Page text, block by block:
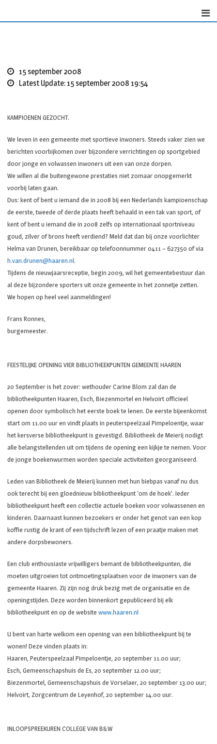
15 september 2008
Latest Update: 15 september 2008 19:54
KAMPIOENEN GEZOCHT.
We leven in een gemeente met sportieve inwoners. Steeds vaker zien we
berichten voorbijkomen over bijzondere verrichtingen op sportgebied
door jonge en volwassen inwoners uit een van onze dorpen.
We willen al die buitengewone prestaties niet zomaar onopgemerkt
voorbij laten gaan.
Dus: kent of bent u iemand die in 2008 bij een Nederlands kampioenschap
de eerste, tweede of derde plaats heeft behaald in een tak van sport, of
kent of bent u iemand die in 2008 zelfs op internationaal sportniveau
goud, zilver of brons heeft verdiend? Meld dat dan bij onze voorlichter
Helma van Drunen, bereikbaar op telefoonnummer 0411 – 627350 of via
h.van.drunen@haaren.nl.
Tijdens de nieuwjaarsreceptie, begin 2009, wil het gemeentebestuur dan
al deze bijzondere sporters uit onze gemeente in het zonnetje zetten.
We hopen op heel veel aanmeldingen!
Frans Ronnes,
burgemeester.
FEESTELIJKE OPENING VIER BIBLIOTHEEKPUNTEN GEMEENTE HAAREN
20 September is het zover: wethouder Carine Blom zal dan de
bibliotheekpunten Haaren, Esch, Biezenmortel en Helvoirt officieel
openen door symbolisch het eerste boek te lenen. De eerste bijeenkomst
start om 11.00 uur en vindt plaats in peuterspeelzaal Pimpeloentje, waar
het kersverse bibliotheekpunt is gevestigd. Bibliotheek de Meierij nodigt
alle belangstellenden uit om tijdens de opening een kijkje te nemen. Voor
de jonge boekenwurmen worden speciale activiteiten georganiseerd.
Leden van Bibliotheek de Meierij kunnen met hun biebpas vanaf nu dus
ook terecht bij een gloednieuw bibliotheekpunt ‘om de hoek’. Ieder
bibliotheekpunt heeft een collectie actuele boeken voor volwassenen en
kinderen. Daarnaast kunnen bezoekers er onder het genot van een kop
koffie rustig de krant of een tijdschrift lezen of een praatje maken met
andere dorpsbewoners.
Een club enthousiaste vrijwilligers bemant de bibliotheekpunten, die
moeten uitgroeien tot ontmoetingsplaatsen voor de inwoners van de
gemeente Haaren. Zij zijn nog druk bezig met de organisatie en de
openingstijden. Deze worden binnenkort gepubliceerd bij elk
bibliotheekpunt en op de website www.haaren.nl
U bent van harte welkom een opening van een bibliotheekpunt bij te
wonen! Deze vinden plaats in:
Haaren, Peuterspeelzaal Pimpeloentje, 20 september 11.00 uur;
Esch, Gemeenschapshuis de Es, 20 september 12.00 uur;
Biezenmortel, Gemeenschapshuis de Vorselaer, 20 september 13.00 uur;
Helvoirt, Zorgcentrum de Leyenhof, 20 september 14.00 uur.
INLOOPSPREEKUREN COLLEGE VAN B&W